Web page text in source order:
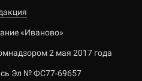
«Иваново»
2 мая 2017 года
Эл № ФС77-69657